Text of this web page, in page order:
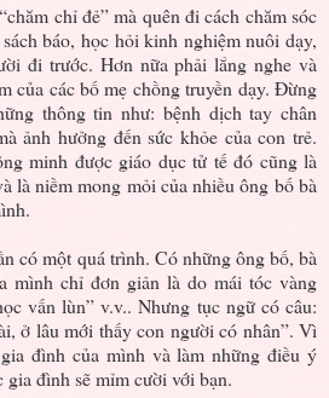
chỉ đẻ” mà quên đi cách chăm sóc
báo, học hỏi kinh nghiệm nuôi dạy,
đi trước. Hơn nữa phải lắng nghe và
của các bố mẹ chồng truyền dạy. Đừng
thông tin như: bệnh dịch tay chân
ảnh hưởng đến sức khỏe của con trẻ.
minh được giáo dục tử tế đó cũng là
là niềm mong mỏi của nhiều ông bố bà
có một quá trình. Có những ông bố, bà
mình chỉ đơn giản là do mái tóc vàng
vấn lùn” v.v.. Nhưng tục ngữ có câu:
ở lâu mới thấy con người có nhân”. Vì
đình của mình và làm những điều ý
đình sẽ mỉm cười với bạn.